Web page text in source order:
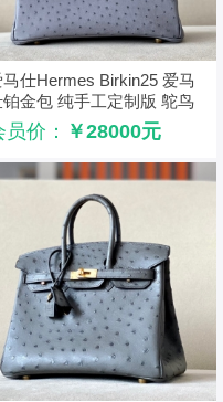
马仕Hermes Birkin25 爱马
铂金包 纯手工定制版 鸵鸟
玛瑙灰
员价： ￥28000元